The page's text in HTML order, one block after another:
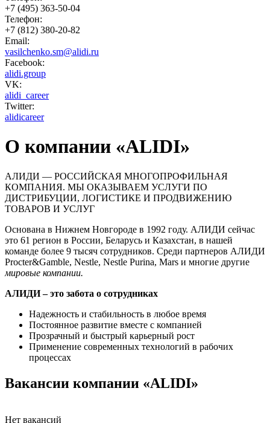
+7 (495) 363-50-04
Телефон:
+7 (812) 380-20-82
Email:
vasilchenko.sm@alidi.ru
Facebook:
alidi.group
VK:
alidi_career
Twitter:
alidicareer
О компании «ALIDI»
АЛИДИ — РОССИЙСКАЯ МНОГОПРОФИЛЬНАЯ
КОМПАНИЯ. МЫ ОКАЗЫВАЕМ УСЛУГИ ПО
ДИСТРИБУЦИИ, ЛОГИСТИКЕ И ПРОДВИЖЕНИЮ
ТОВАРОВ И УСЛУГ
Основана в Нижнем Новгороде в 1992 году. АЛИДИ сейчас
это 61 регион в России, Беларусь и Казахстан, в нашей
команде более 9 тысяч сотрудников. Среди партнеров АЛИДИ
Procter&Gamble, Nestle, Nestle Purina, Mars и многие другие
мировые компании.
АЛИДИ – это забота о сотрудниках
Надежность и стабильность в любое время
Постоянное развитие вместе с компанией
Прозрачный и быстрый карьерный рост
Применение современных технологий в рабочих
процессах
Вакансии компании «ALIDI»
Нет вакансий